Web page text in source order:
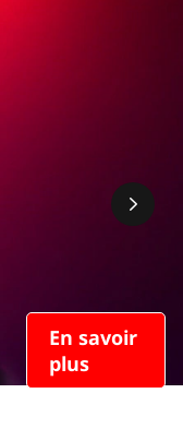
En savoir
plus